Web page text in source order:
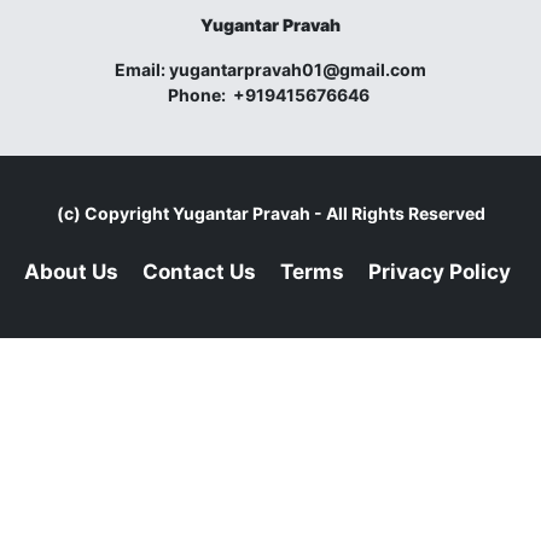
Yugantar Pravah
Email:yugantarpravah01@gmail.com
Phone: +919415676646
(c) CopyrightYugantar Pravah - All Rights Reserved
About Us Contact Us Terms Privacy Policy